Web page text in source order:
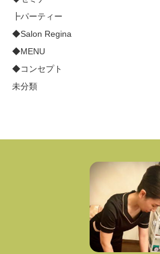
┣パーティー
◆Salon Regina
◆MENU
◆コンセプト
未分類